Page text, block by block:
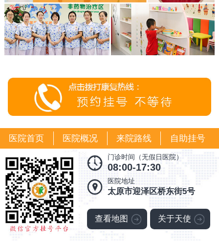
医院首页 医院概况 来院路线 自助挂号
门诊时间（无假日医院）
08:00-17:30
医院地址
太原市迎泽区桥东街5号
查看地图 关于天使